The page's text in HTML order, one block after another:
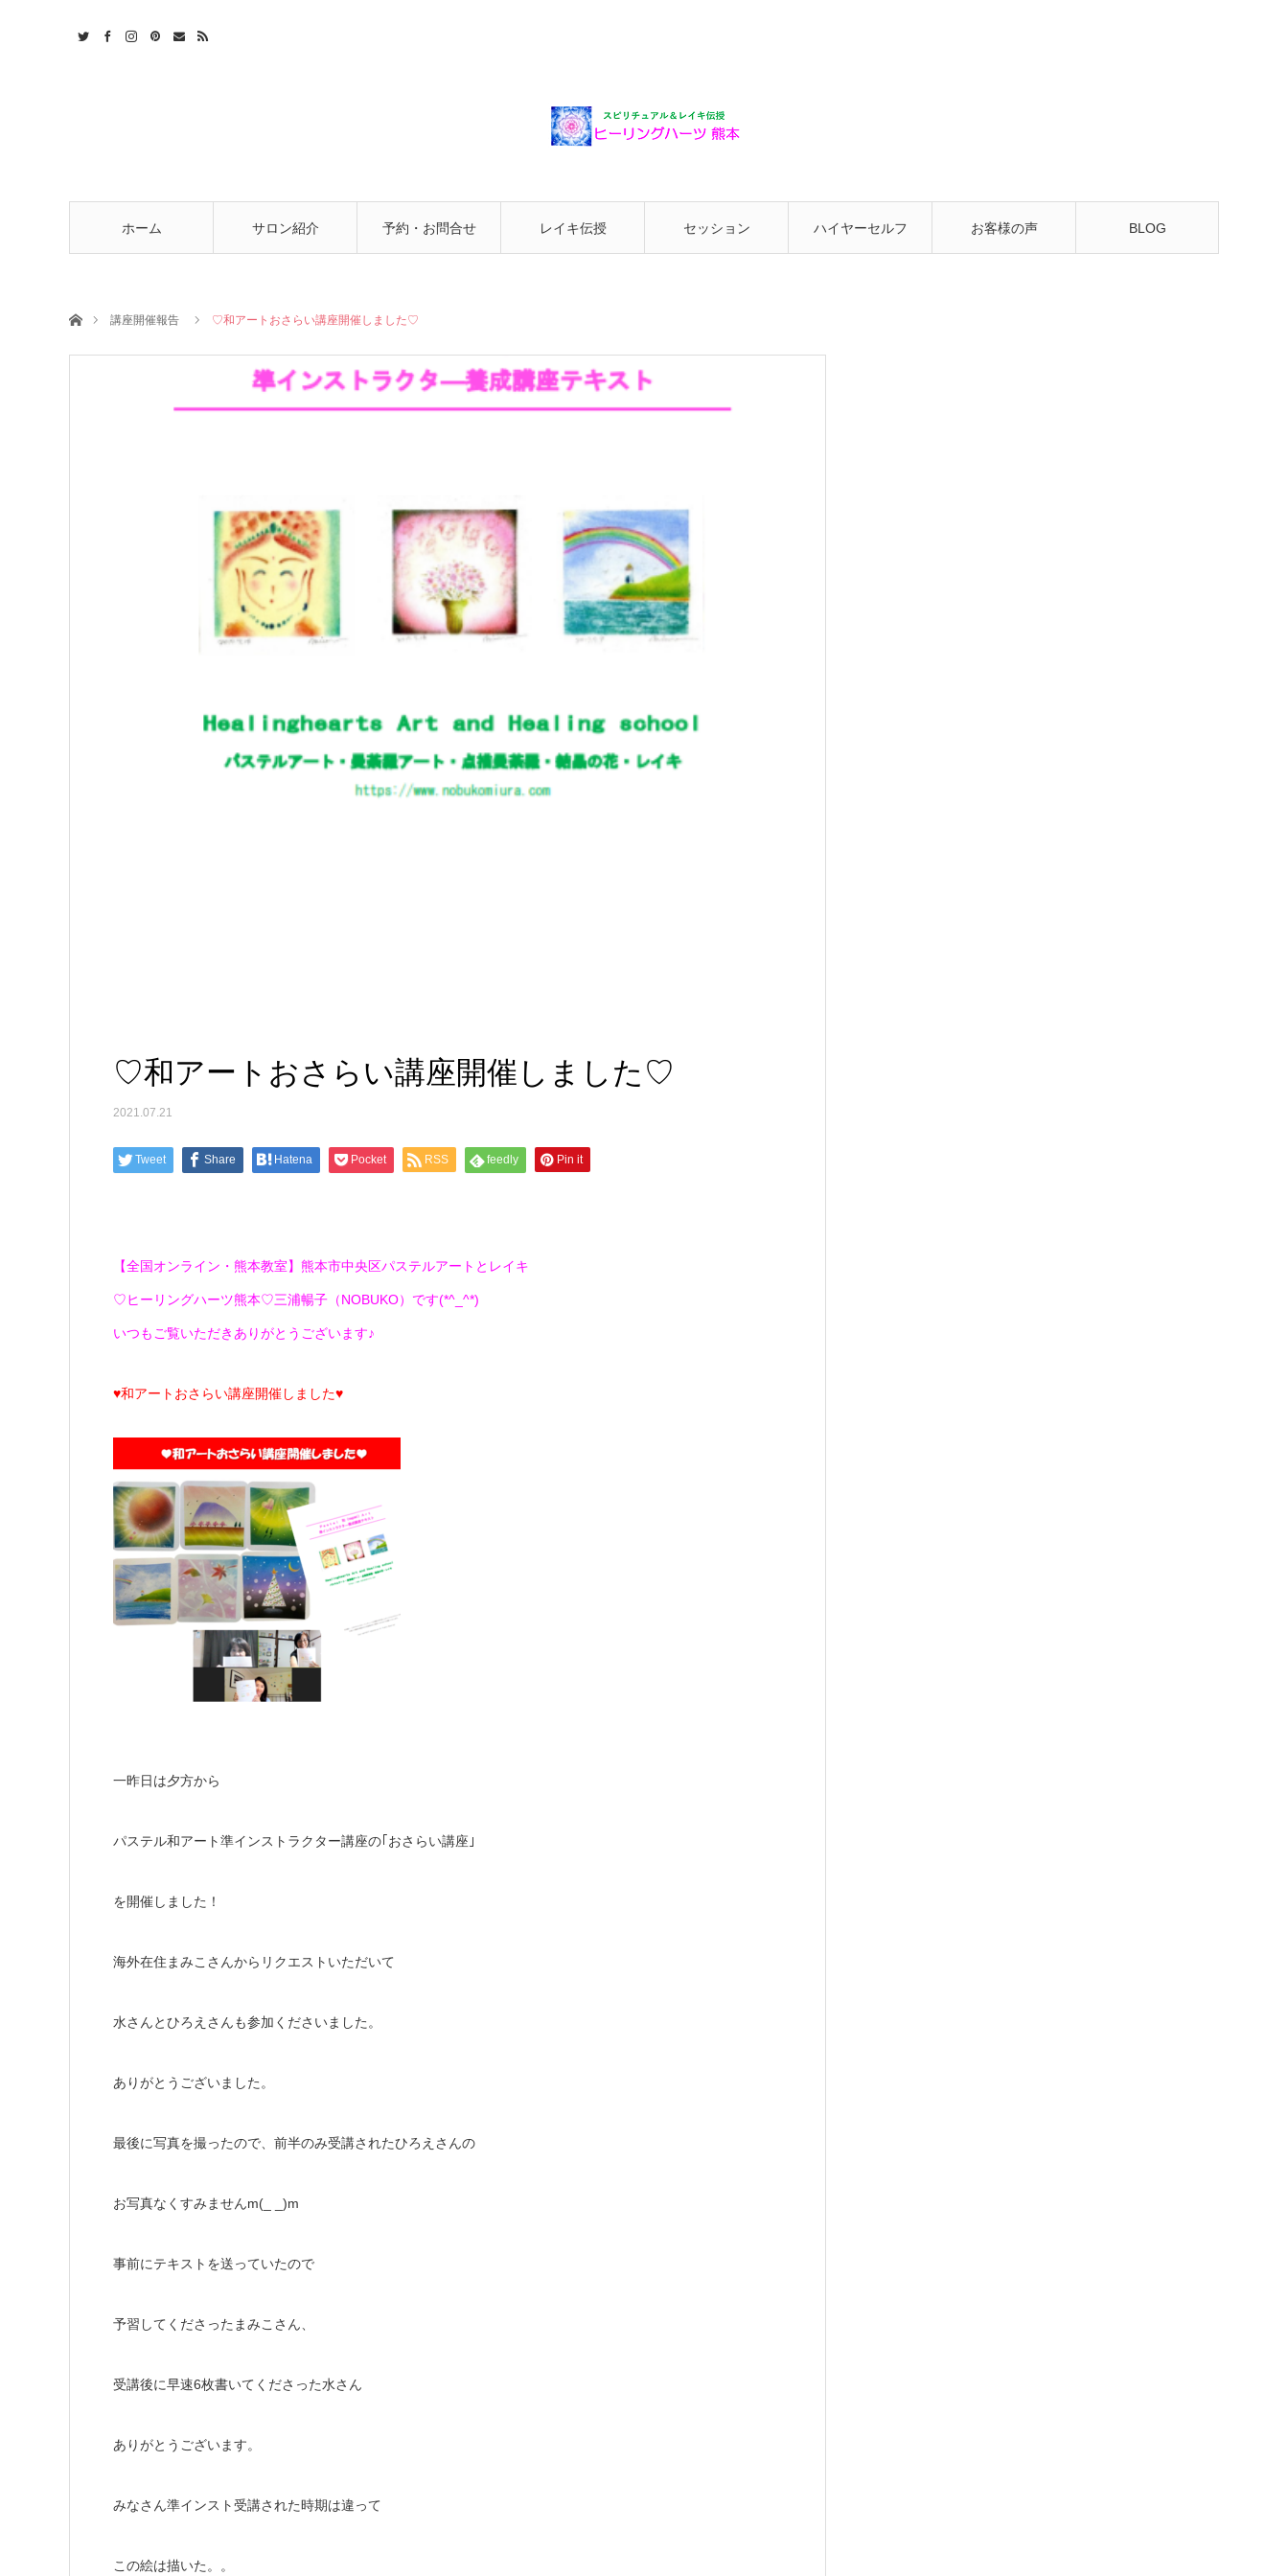
ホーム サロン紹介 予約・お問合せ レイキ伝授 セッション ハイヤーセルフ お客様の声 BLOG
ホーム講座開催報告 ♡和アートおさらい講座開催しました♡
♡和アートおさらい講座開催しました♡
2021.07.21
Tweet Share Hatena Pocket RSS feedly Pin it
【全国オンライン・熊本教室】熊本市中央区パステルアートとレイキ
♡ヒーリングハーツ熊本♡三浦暢子（NOBUKO）です(*^_^*)
いつもご覧いただきありがとうございます♪
♥和アートおさらい講座開催しました♥
一昨日は夕方から
パステル和アート準インストラクター講座の｢おさらい講座｣
を開催しました！
海外在住まみこさんからリクエストいただいて
水さんとひろえさんも参加くださいました。
ありがとうございました。
最後に写真を撮ったので、前半のみ受講されたひろえさんの
お写真なくすみませんm(_ _)m
事前にテキストを送っていたので
予習してくださったまみこさん、
受講後に早速6枚書いてくださった水さん
ありがとうございます。
みなさん準インスト受講された時期は違って
この絵は描いた。。